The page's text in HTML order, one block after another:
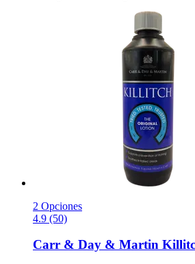
2 Opciones
4.9 (50)
Carr & Day & Martin